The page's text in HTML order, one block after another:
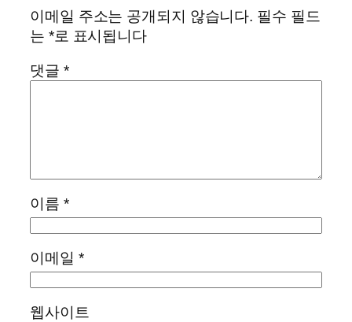
이메일 주소는 공개되지 않습니다. 필수 필드
는 *로 표시됩니다
댓글 *
이름 *
이메일 *
웹사이트